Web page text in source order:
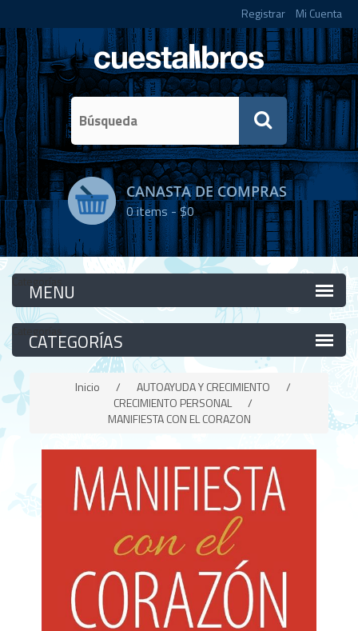
Registrar Mi Cuenta
CANASTA DE COMPRAS
0items -$0
Categorías
Categorías
Inicio / AUTOAYUDA Y CRECIMIENTO
/
CRECIMIENTO PERSONAL
/
MANIFIESTA CON EL CORAZON